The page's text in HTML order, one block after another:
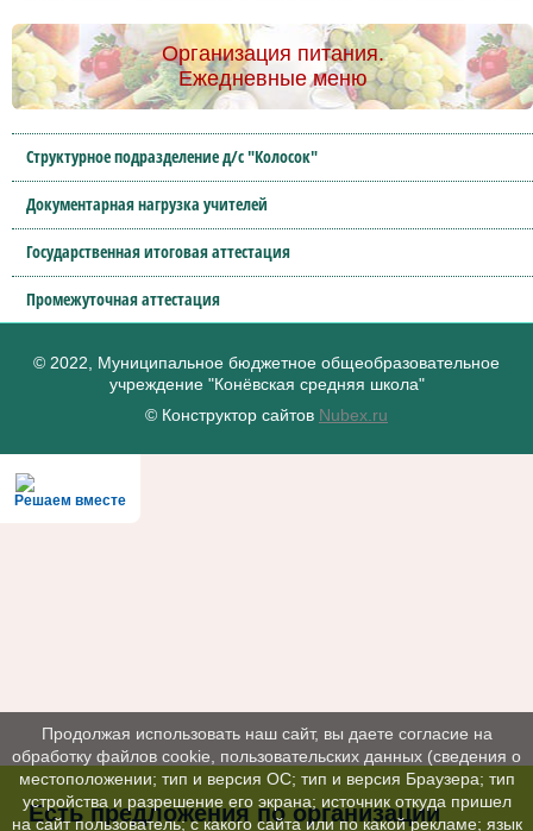
Организация питания.
Ежедневные меню
Структурное подразделение д/с "Колосок"
Документарная нагрузка учителей
Государственная итоговая аттестация
Промежуточная аттестация
© 2022, Муниципальное бюджетное общеобразовательное
учреждение "Конёвская средняя школа"
© Конструктор сайтов Nubex.ru
Решаем вместе
Есть предложения по организации
Продолжая использовать наш сайт, вы даете согласие на
обработку файлов cookie, пользовательских данных (сведения о
местоположении; тип и версия ОС; тип и версия Браузера; тип
устройства и разрешение его экрана; источник откуда пришел
на сайт пользователь; с какого сайта или по какой рекламе; язык